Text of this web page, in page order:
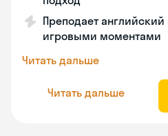
Преподает
игровыми моментами
Читать дальше
Читать дальше